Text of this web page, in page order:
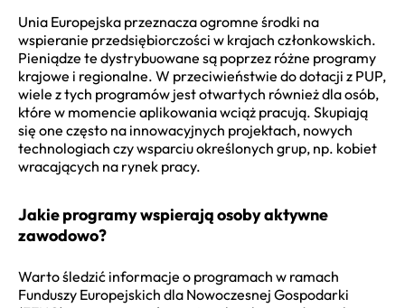
Unia Europejska przeznacza ogromne środki na
wspieranie przedsiębiorczości w krajach członkowskich.
Pieniądze te dystrybuowane są poprzez różne programy
krajowe i regionalne. W przeciwieństwie do dotacji z PUP,
wiele z tych programów jest otwartych również dla osób,
które w momencie aplikowania wciąż pracują. Skupiają
się one często na innowacyjnych projektach, nowych
technologiach czy wsparciu określonych grup, np. kobiet
wracających na rynek pracy.
Jakie programy wspierają osoby aktywne
zawodowo?
Warto śledzić informacje o programach w ramach
Funduszy Europejskich dla Nowoczesnej Gospodarki